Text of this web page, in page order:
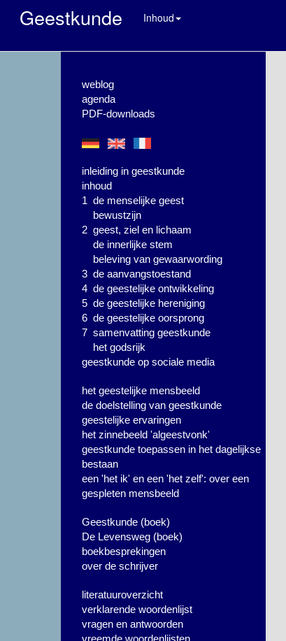
Geestkunde Inhoud
weblog
agenda
PDF-downloads
inleiding in geestkunde
inhoud
1 de menselijke geest
bewustzijn
2 geest, ziel en lichaam
de innerlijke stem
beleving van gewaarwording
3 de aanvangstoestand
4 de geestelijke ontwikkeling
5 de geestelijke hereniging
6 de geestelijke oorsprong
7 samenvatting geestkunde
het godsrijk
geestkunde op sociale media
het geestelijke mensbeeld
de doelstelling van geestkunde
geestelijke ervaringen
het zinnebeeld 'algeestvonk'
geestkunde toepassen in het dagelijkse
bestaan
een 'het ik' en een 'het zelf': over een
gespleten mensbeeld
Geestkunde (boek)
De Levensweg (boek)
boekbesprekingen
over de schrijver
literatuuroverzicht
verklarende woordenlijst
vragen en antwoorden
vreemde woordenlijsten